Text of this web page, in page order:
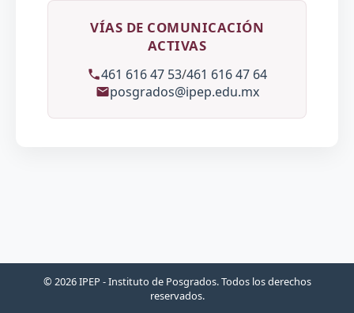
VÍAS DE COMUNICACIÓN
ACTIVAS
461 616 47 53/461 616 47 64
posgrados@ipep.edu.mx
© 2026 IPEP - Instituto de Posgrados. Todos los derechos
reservados.